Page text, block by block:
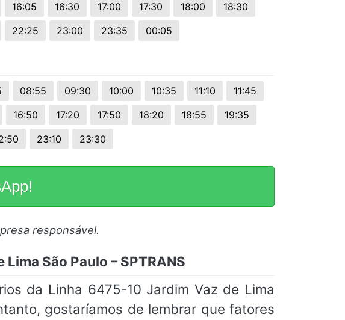
16:05 16:30 17:00 17:30 18:00
18:30
22:25 23:00 23:35 00:05
08:55 09:30 10:00 10:35 11:10
11:45
16:50 17:20 17:50 18:20 18:55
19:35
23:10 23:30
responsável.
São Paulo – SPTRANS
da Linha 6475-10 Jardim Vaz de Lima
gostaríamos de lembrar que fatores